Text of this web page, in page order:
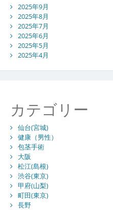
2025年9月
2025年8月
2025年7月
2025年6月
2025年5月
2025年4月
カテゴリー
仙台(宮城)
健康（男性）
包茎手術
大阪
松江(島根)
渋谷(東京)
甲府(山梨)
町田(東京)
長野